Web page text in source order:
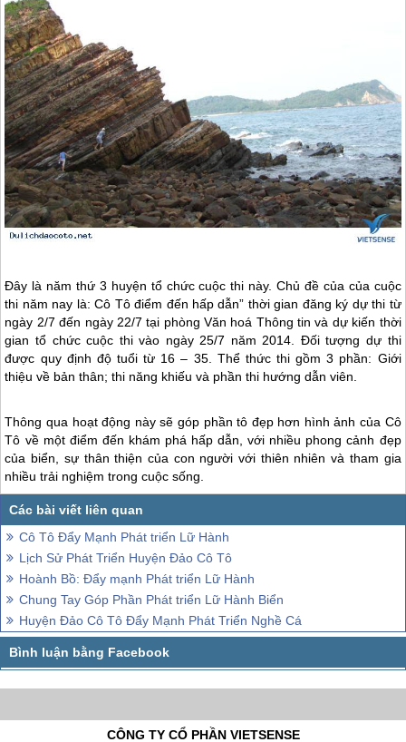
Đây là năm thứ 3 huyện tổ chức cuộc thi này. Chủ đề của của cuộc
thi năm nay là:Cô Tôđiểm đến hấp dẫn” thời gian đăng ký dự thi từ
ngày 2/7 đến ngày 22/7 tại phòng Văn hoá Thông tin và dự kiến thời
gian tổ chức cuộc thi vào ngày 25/7 năm 2014. Đối tượng dự thi
được quy định độ tuổi từ 16 – 35. Thể thức thi gồm 3 phần: Giới
thiệu về bản thân; thi năng khiếu và phần thi hướng dẫn viên.
Thông qua hoạt động này sẽ góp phần tô đẹp hơn hình ảnh của Cô
Tô về một điểm đến khám phá hấp dẫn, với nhiều phong cảnh đẹp
của biển, sự thân thiện của con người với thiên nhiên và tham gia
nhiều trải nghiệm trong cuộc sống.
Cô Tô Đẩy Mạnh Phát triển Lữ Hành
Lịch Sử Phát Triển Huyện Đảo Cô Tô
Hoành Bồ: Đẩy mạnh Phát triển Lữ Hành
Chung Tay Góp Phần Phát triển Lữ Hành Biển
Huyện Đảo Cô Tô Đẩy Mạnh Phát Triển Nghề Cá
CÔNG TY CỔ PHẦN VIETSENSE